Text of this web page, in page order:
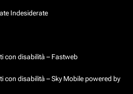
Indesiderate
con disabilità – Fastweb
con disabilità – Sky Mobile powered by